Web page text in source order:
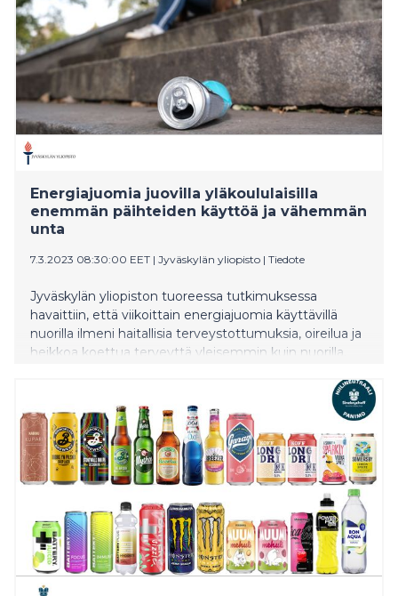
Energiajuomia juovilla yläkoululaisilla
enemmän päihteiden käyttöä ja vähemmän
unta
7.3.2023 08:30:00 EET | Jyväskylän yliopisto | Tiedote
Jyväskylän yliopiston tuoreessa tutkimuksessa
havaittiin, että viikoittain energiajuomia käyttävillä
nuorilla ilmeni haitallisia terveystottumuksia, oireilua ja
heikkoa koettua terveyttä yleisemmin kuin nuorilla,
energiajuomia käyttävien ja käyttämättömien nuorten
terveystottumuksissa olivat suuret.